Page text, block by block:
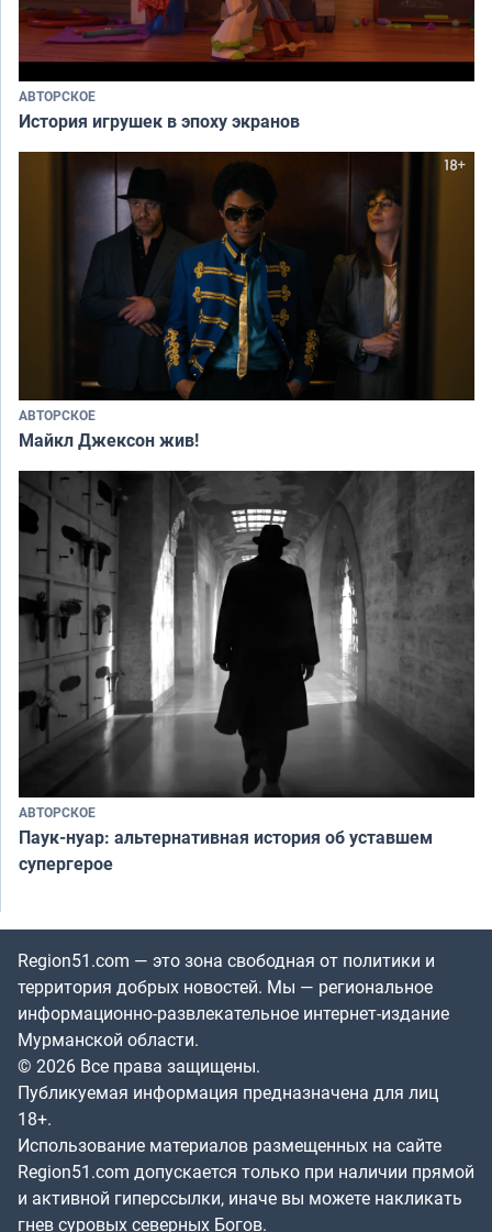
АВТОРСКОЕ
История игрушек в эпоху экранов
АВТОРСКОЕ
Майкл Джексон жив!
АВТОРСКОЕ
Паук-нуар: альтернативная история об уставшем
супергерое
Region51.com — это зона свободная от политики и
территория добрых новостей. Мы — региональное
информационно-развлекательное интернет-издание
Мурманской области.
© 2026 Все права защищены.
Публикуемая информация предназначена для лиц
18+.
Использование материалов размещенных на сайте
Region51.com допускается только при наличии прямой
и активной гиперссылки, иначе вы можете накликать
гнев суровых северных Богов.